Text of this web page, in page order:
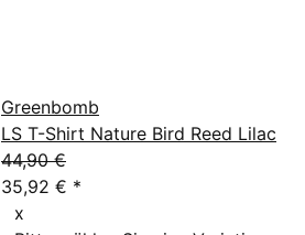
Greenbomb
LS T-Shirt Nature Bird Reed Lilac
44,90 €
35,92 € *
x